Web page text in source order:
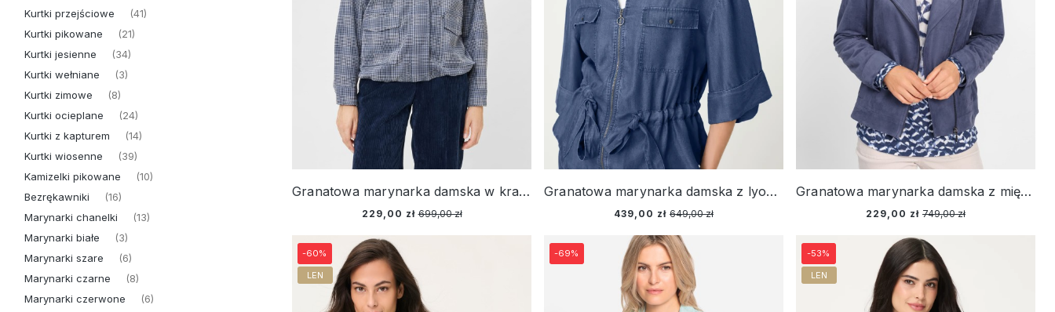
Kurtki przejściowe (41)
Kurtki pikowane (21)
Kurtki jesienne (34)
Kurtki wełniane (3)
Kurtki zimowe (8)
Kurtki ocieplane (24)
Kurtki z kapturem (14)
Kurtki wiosenne (39)
Kamizelki pikowane (10)
Bezrękawniki (16)
Marynarki chanelki (13)
Marynarki białe (3)
Marynarki szare (6)
Marynarki czarne (8)
Marynarki czerwone (6)
Granatowa marynarka damska w kratę – New Passion
229,00 zł 699,00 zł
Granatowa marynarka damska z lyocellu – Vintage Cruise
439,00 zł 649,00 zł
Granatowa marynarka damska z miękkiego dżerseju - Urban Code
229,00 zł 749,00 zł
-60%
LEN
-69%
-53%
LEN